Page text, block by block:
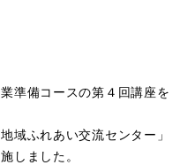
準備コースの第４回講座を
域ふれあい交流センター」
しました。